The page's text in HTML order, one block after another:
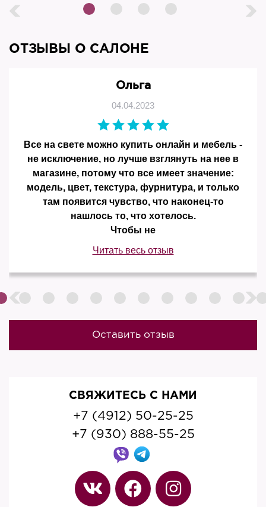
ОТЗЫВЫ О САЛОНЕ
Ольга
04.04.2023
Все на свете можно купить онлайн и мебель -
не исключение, но лучше взглянуть на нее в
магазине, потому что все имеет значение:
модель, цвет, текстура, фурнитура, и только
там появится чувство, что наконец-то
нашлось то, что хотелось.
Чтобы не
Читать весь отзыв
Оставить отзыв
СВЯЖИТЕСЬ С НАМИ
+7 (4912) 50-25-25
+7 (930) 888-55-25